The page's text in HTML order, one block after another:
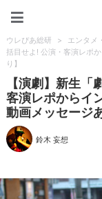
ウレぴあ総研 > エンタメ
括目せよ! 公演・客演レポ
り】
【演劇】新生「
客演レポからイ
動画メッセージ
鈴木 妄想